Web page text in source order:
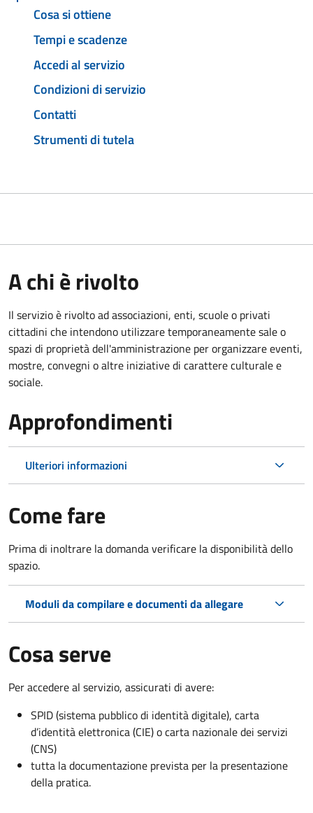
Cosa si ottiene
Tempi e scadenze
Accedi al servizio
Condizioni di servizio
Contatti
Strumenti di tutela
A chi è rivolto
Il servizio è rivolto ad associazioni, enti, scuole o privati
cittadini che intendono utilizzare temporaneamente sale o
spazi di proprietà dell'amministrazione per organizzare eventi,
mostre, convegni o altre iniziative di carattere culturale e
sociale.
Approfondimenti
Ulteriori informazioni
Come fare
Prima di inoltrare la domanda verificare la disponibilità dello
spazio.
Moduli da compilare e documenti da allegare
Cosa serve
Per accedere al servizio, assicurati di avere:
SPID (sistema pubblico di identità digitale), carta
d’identità elettronica (CIE) o carta nazionale dei servizi
(CNS)
tutta la documentazione prevista per la presentazione
della pratica.